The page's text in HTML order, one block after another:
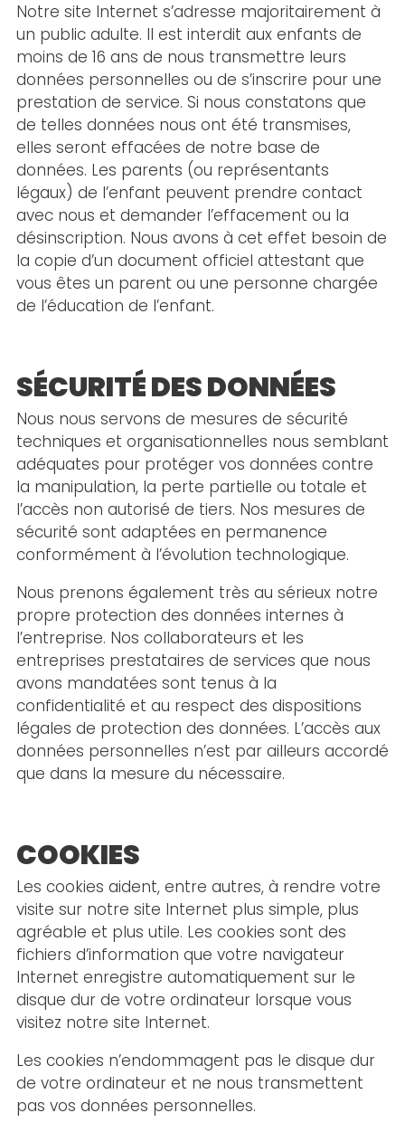
Notre site Internet s’adresse majoritairement à
un public adulte. Il est interdit aux enfants de
moins de 16 ans de nous transmettre leurs
données personnelles ou de s’inscrire pour une
prestation de service. Si nous constatons que
de telles données nous ont été transmises,
elles seront effacées de notre base de
données. Les parents (ou représentants
légaux) de l’enfant peuvent prendre contact
avec nous et demander l’effacement ou la
désinscription. Nous avons à cet effet besoin de
la copie d’un document officiel attestant que
vous êtes un parent ou une personne chargée
de l’éducation de l’enfant.
SÉCURITÉ DES DONNÉES
Nous nous servons de mesures de sécurité
techniques et organisationnelles nous semblant
adéquates pour protéger vos données contre
la manipulation, la perte partielle ou totale et
l’accès non autorisé de tiers. Nos mesures de
sécurité sont adaptées en permanence
conformément à l’évolution technologique.
Nous prenons également très au sérieux notre
propre protection des données internes à
l’entreprise. Nos collaborateurs et les
entreprises prestataires de services que nous
avons mandatées sont tenus à la
confidentialité et au respect des dispositions
légales de protection des données. L’accès aux
données personnelles n’est par ailleurs accordé
que dans la mesure du nécessaire.
COOKIES
Les cookies aident, entre autres, à rendre votre
visite sur notre site Internet plus simple, plus
agréable et plus utile. Les cookies sont des
fichiers d’information que votre navigateur
Internet enregistre automatiquement sur le
disque dur de votre ordinateur lorsque vous
visitez notre site Internet.
Les cookies n’endommagent pas le disque dur
de votre ordinateur et ne nous transmettent
pas vos données personnelles.